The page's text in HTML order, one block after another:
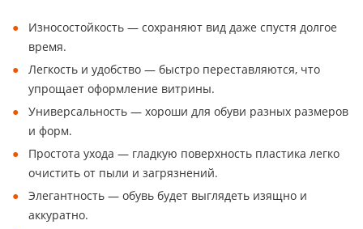
Износостойкость — сохраняют вид даже спустя долгое
время.
Легкость и удобство — быстро переставляются, что
упрощает оформление витрины.
Универсальность — хороши для обуви разных размеров
и форм.
Простота ухода — гладкую поверхность пластика легко
очистить от пыли и загрязнений.
Элегантность — обувь будет выглядеть изящно и
аккуратно.